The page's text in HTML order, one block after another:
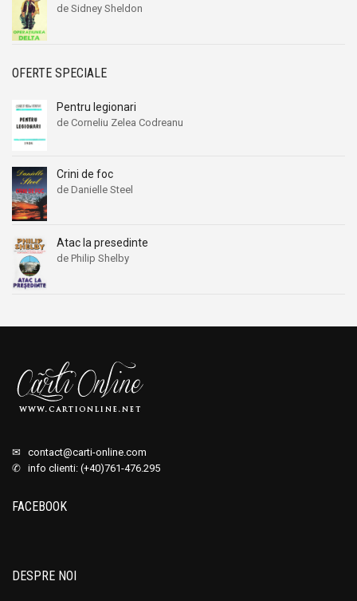
de Sidney Sheldon
OFERTE SPECIALE
Pentru legionari
de Corneliu Zelea Codreanu
Crini de foc
de Danielle Steel
Atac la presedinte
de Philip Shelby
✉ contact@carti-online.com
✆ info clienti: (+40)761-476.295
FACEBOOK
DESPRE NOI